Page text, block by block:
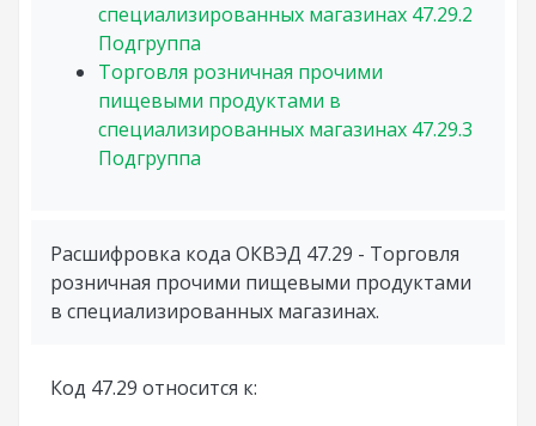
специализированных магазинах 47.29.2
Подгруппа
Торговля розничная прочими
пищевыми продуктами в
специализированных магазинах 47.29.3
Подгруппа
Расшифровка кода ОКВЭД 47.29 - Торговля
розничная прочими пищевыми продуктами
в специализированных магазинах.
Код 47.29 относится к: